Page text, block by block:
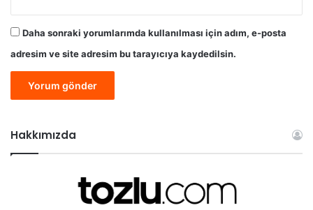
Daha sonraki yorumlarımda kullanılması için adım, e-posta
adresim ve site adresim bu tarayıcıya kaydedilsin.
Hakkımızda